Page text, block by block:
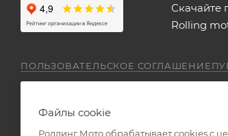
Скачайте
Rolling
ПОЛЬЗОВАТЕЛЬСКОЕ СОГЛАШЕНИЕ
Файлы cookie
Роллинг Мото обрабатывает сookies с